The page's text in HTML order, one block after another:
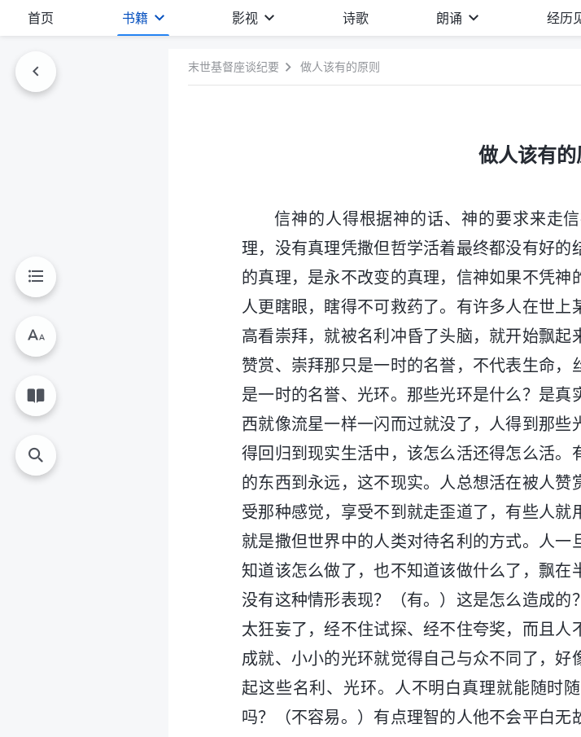
首页 书籍 影视 诗歌 朗诵 经历
末世基督座谈纪要 做人该有的原则
做人该有的
信神的人得根据神的话、神的要求来走
理，没有真理凭撒但哲学活着最终都没有好的
的真理，是永不改变的真理，信神如果不凭
人更瞎眼，瞎得不可救药了。有许多人在世
高看崇拜，就被名利冲昏了头脑，就开始飘起
赞赏、崇拜那只是一时的名誉，不代表生命
是一时的名誉、光环。那些光环是什么？是
西就像流星一样一闪而过就没了，人得到那
得回归到现实生活中，该怎么活还得怎么活。
的东西到永远，这不现实。人总想活在被人
受那种感觉，享受不到就走歪道了，有些人
就是撒但世界中的人类对待名利的方式。人
知道该怎么做了，也不知道该做什么了，飘
没有这种情形表现？（有。）这是怎么造成的
太狂妄了，经不住试探、经不住夸奖，而且
成就、小小的光环就觉得自己与众不同了，
起这些名利、光环。人不明白真理就能随时
吗？（不容易。）有点理智的人他不会平白